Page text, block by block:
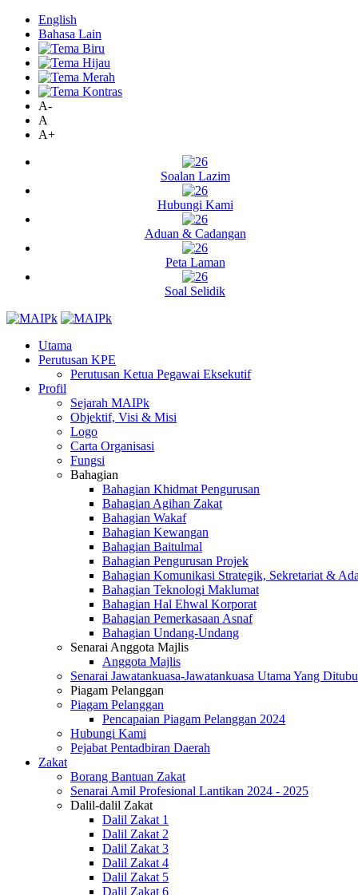
English
Bahasa Lain
A-
A
A+
Soalan Lazim
Hubungi Kami
Aduan & Cadangan
Peta Laman
Soal Selidik
Utama
Perutusan KPE
Perutusan Ketua Pegawai Eksekutif
Profil
Sejarah MAIPk
Objektif, Visi & Misi
Logo
Carta Organisasi
Fungsi
Bahagian
Bahagian Khidmat Pengurusan
Bahagian Agihan Zakat
Bahagian Wakaf
Bahagian Kewangan
Bahagian Baitulmal
Bahagian Pengurusan Projek
Bahagian Komunikasi Strategik, Sekretariat &
Bahagian Teknologi Maklumat
Bahagian Hal Ehwal Korporat
Bahagian Pemerkasaan Asnaf
Bahagian Undang-Undang
Senarai Anggota Majlis
Anggota Majlis
Senarai Jawatankuasa-Jawatankuasa Utama Yang
Piagam Pelanggan
Piagam Pelanggan
Pencapaian Piagam Pelanggan 2024
Hubungi Kami
Pejabat Pentadbiran Daerah
Zakat
Borang Bantuan Zakat
Senarai Amil Profesional Lantikan 2024 - 2025
Dalil-dalil Zakat
Dalil Zakat 1
Dalil Zakat 2
Dalil Zakat 3
Dalil Zakat 4
Dalil Zakat 5
Dalil Zakat 6